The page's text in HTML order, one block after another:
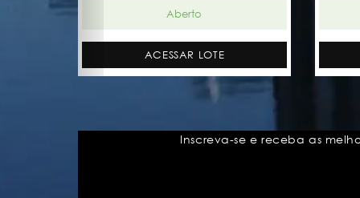
Aberto
ACESSAR LOTE
Inscreva-se e receba as